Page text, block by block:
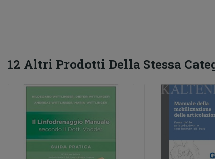
12 Altri Prodotti Della Stessa